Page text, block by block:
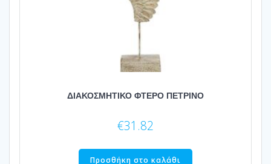
ΔΙΑΚΟΣΜΗΤΙΚΟ ΦΤΕΡΟ ΠΕΤΡΙΝΟ
€31.82
Προσθήκη στο καλάθι